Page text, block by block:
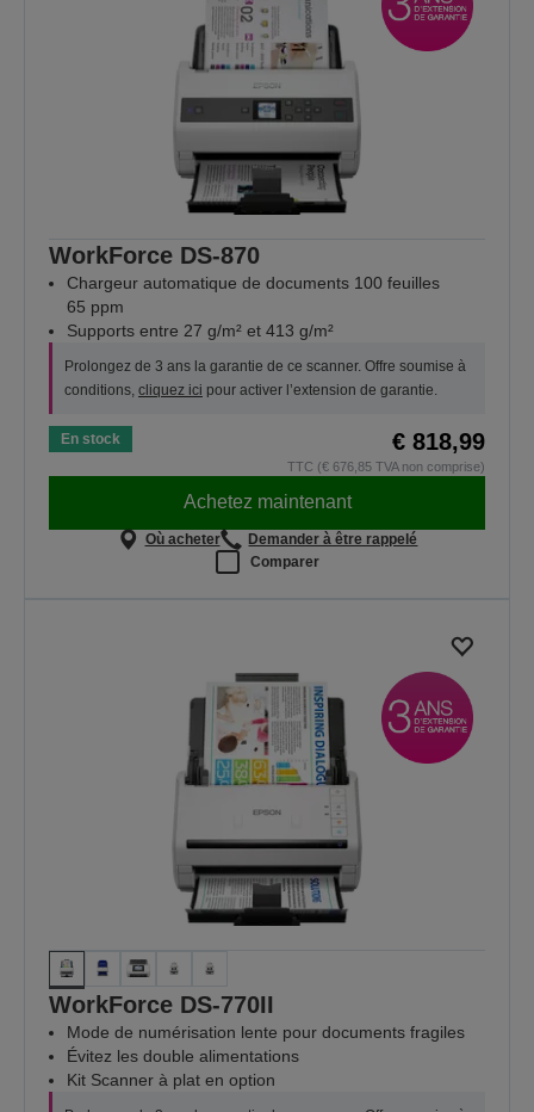
WorkForce DS-870
Chargeur automatique de documents 100 feuilles
65 ppm
Supports entre 27 g/m² et 413 g/m²
Prolongez de 3 ans la garantie de ce scanner. Offre soumise à
conditions, cliquez ici pour activer l’extension de garantie.
En stock € 818,99
TTC (€ 676,85 TVA non comprise)
Achetez maintenant
Où acheter
Demander à être rappelé
Comparer
WorkForce DS-770II
Mode de numérisation lente pour documents fragiles
Évitez les double alimentations
Kit Scanner à plat en option